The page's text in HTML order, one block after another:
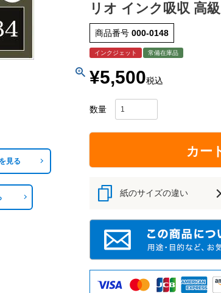
見る
リオ インク吸収 高
商品番号 000-0148
インクジェット 常備在庫品
¥5,500税込
カー
紙のサイズの違い